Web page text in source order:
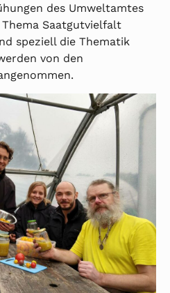
des Umweltamtes
Saatgutvielfalt
speziell die Thematik
von den